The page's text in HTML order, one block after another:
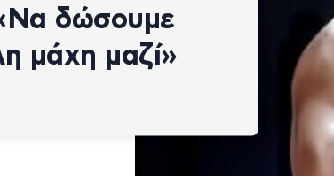
δώσουμε
μάχη μαζί»